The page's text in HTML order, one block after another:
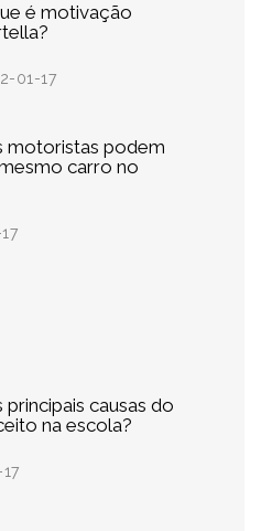
é motivação
01-17
motoristas podem
carro no
principais causas do
na escola?